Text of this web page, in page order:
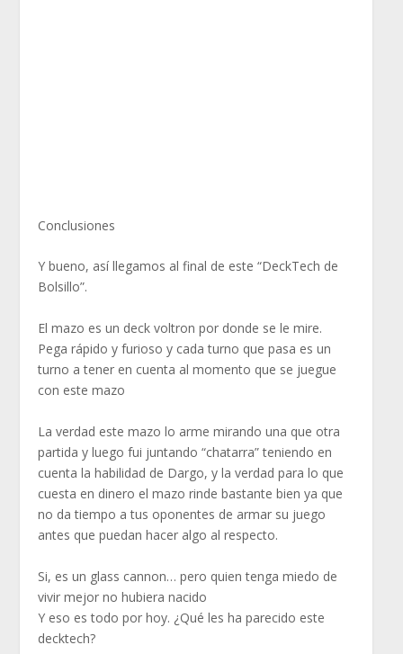
Conclusiones
Y bueno, así llegamos al final de este “DeckTech de
Bolsillo”.
El mazo es un deck voltron por donde se le mire.
Pega rápido y furioso y cada turno que pasa es un
turno a tener en cuenta al momento que se juegue
con este mazo
La verdad este mazo lo arme mirando una que otra
partida y luego fui juntando “chatarra” teniendo en
cuenta la habilidad de Dargo, y la verdad para lo que
cuesta en dinero el mazo rinde bastante bien ya que
no da tiempo a tus oponentes de armar su juego
antes que puedan hacer algo al respecto.
Si, es un glass cannon… pero quien tenga miedo de
vivir mejor no hubiera nacido
Y eso es todo por hoy. ¿Qué les ha parecido este
decktech?